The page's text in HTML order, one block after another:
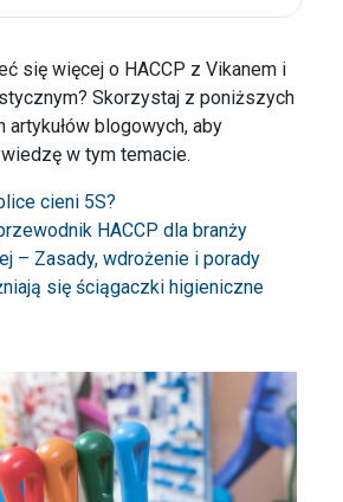
się więcej o HACCP z Vikanem i
Skorzystaj z poniższych
artykułów blogowych, aby
w tym temacie.
cieni 5S?
HACCP dla branży
– Zasady, wdrożenie i porady
się ściągaczki higieniczne